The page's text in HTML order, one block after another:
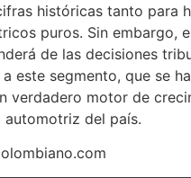
históricas tanto para
puros. Sin embargo,
de las decisiones
este segmento, que se ha
verdadero motor de
automotriz del país.